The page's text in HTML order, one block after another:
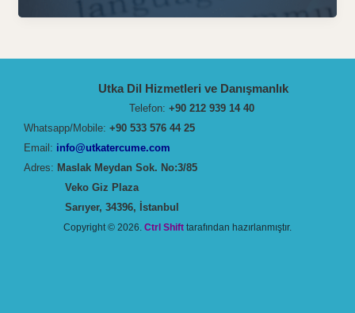
Profesyonel
Utka Dil Hizmetleri ve Danışmanlık
Telefon: +90 212 939 14 40
Whatsapp/Mobile: +90 533 576 44 25
Email: info@utkatercume.com
Adres: Maslak Meydan Sok. No:3/85
Veko Giz Plaza
Sarıyer, 34396, İstanbul
Copyright © 2026. Ctrl Shift tarafından hazırlanmıştır.